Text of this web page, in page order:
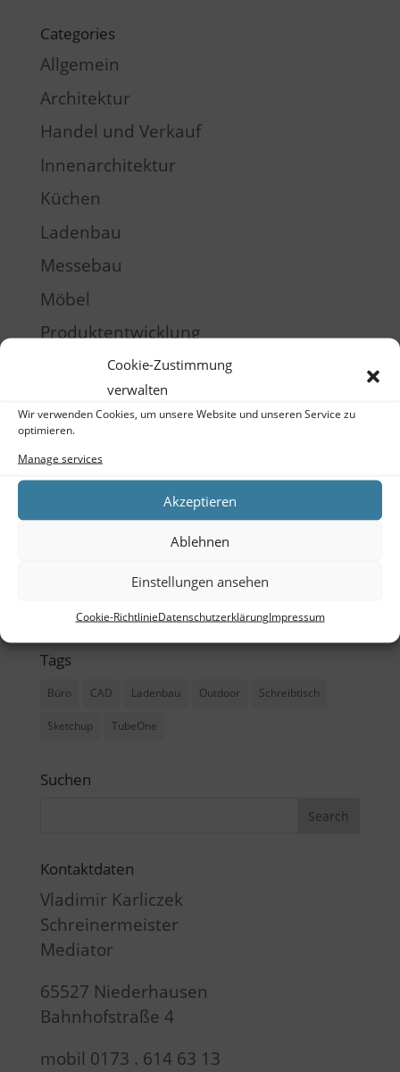
Cookie-Zustimmung
verwalten
Wir verwenden Cookies, um unsere Website und unseren Service zu
optimieren.
Manage services
Akzeptieren
Ablehnen
Einstellungen ansehen
Cookie-RichtlinieDatenschutzerklärungImpressum
Categories
Allgemein
Architektur
Handel und Verkauf
Innenarchitektur
Küchen
Ladenbau
Messebau
Möbel
Produktentwicklung
Raumgestaltung
Schulung
Training
Meta
Comments feed
WordPress.org
Tags
Büro CAD Ladenbau Outdoor Schreibtisch
Sketchup TubeOne
Suchen
Kontaktdaten
Vladimir Karliczek
Schreinermeister
Mediator
65527 Niederhausen
Bahnhofstraße 4
mobil 0173 . 614 63 13